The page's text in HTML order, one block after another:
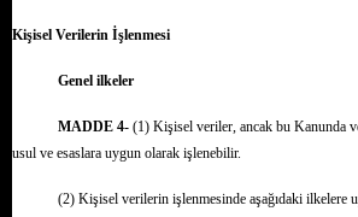
Kişisel Verilerin İşlenmesi
Genel ilkeler
MADDE 4-(1) Kişisel veriler, ancak bu Kanunda
usul ve esaslara uygun olarak işlenebilir.
(2) Kişisel verilerin işlenmesinde aşağıdaki ilkelere